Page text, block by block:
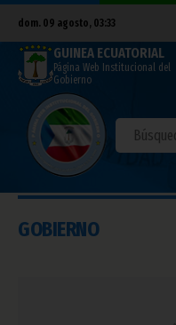
dom. 09 agosto, 03:33
GUINEA ECUATORIAL
Página Web Institucional del
Gobierno
GOBIERNO